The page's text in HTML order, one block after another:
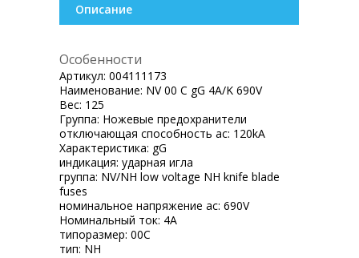
Описание
Особенности
Артикул: 004111173
Наименование: NV 00 C gG 4A/K 690V
Вес: 125
Группа: Ножевые предохранители
отключающая способность ac: 120kA
Характеристика: gG
индикация: ударная игла
группа: NV/NH low voltage NH knife blade
fuses
номинальное напряжение ac: 690V
Номинальный ток: 4A
типоразмер: 00C
тип: NH